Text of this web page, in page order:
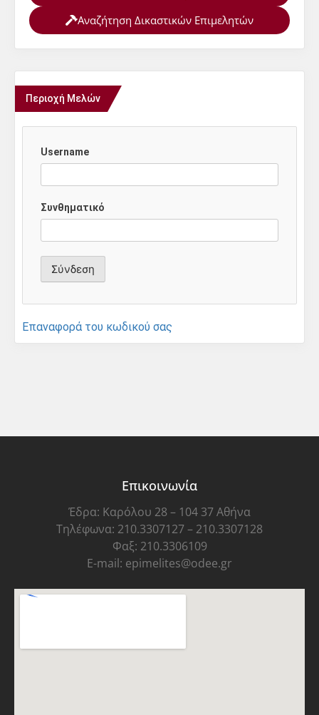
Αναζήτηση Δικαστικών Επιμελητών
Περιοχή Μελών
Username
Συνθηματικό
Επαναφορά του κωδικού σας
Επικοινωνία
Έδρα: Καρόλου 28 – 104 37 Αθήνα
Τηλέφωνα: 210.3307127 – 210.3307128
Φαξ: 210.3306109
E-mail: epimelites@odee.gr